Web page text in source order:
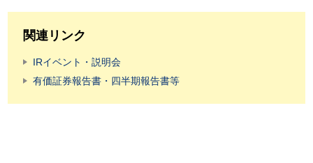
関連リンク
IRイベント・説明会
有価証券報告書・四半期報告書等